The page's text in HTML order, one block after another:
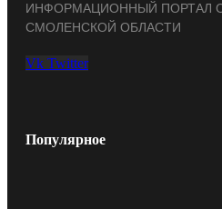
ИНФОРМАЦИОННЫЙ ПОРТАЛ
СМОЛЕНСКОЙ ОБЛАСТИ
Vk Twitter
Популярное